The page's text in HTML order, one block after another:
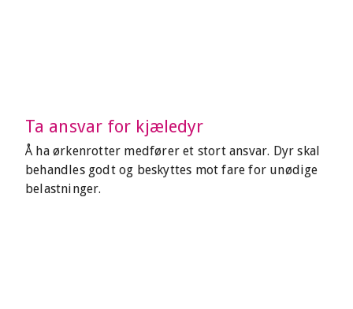
Ta ansvar for kjæledyr
Å ha ørkenrotter medfører et stort ansvar. Dyr skal
behandles godt og beskyttes mot fare for unødige
belastninger.